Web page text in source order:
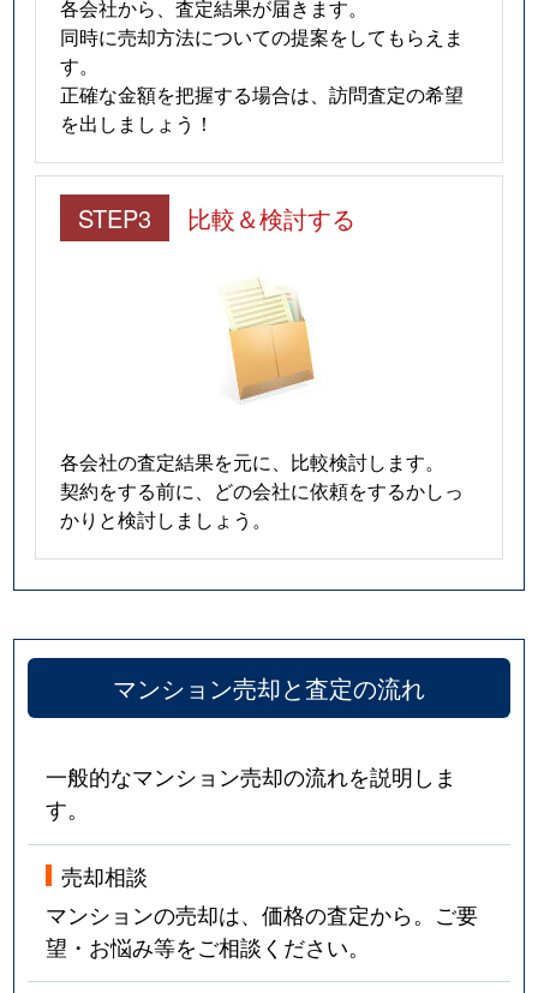
各会社から、査定結果が届きます。
同時に売却方法についての提案をしてもらえま
す。
正確な金額を把握する場合は、訪問査定の希望
を出しましょう！
STEP3 比較＆検討する
各会社の査定結果を元に、比較検討します。
契約をする前に、どの会社に依頼をするかしっ
かりと検討しましょう。
マンション売却と査定の流れ
一般的なマンション売却の流れを説明しま
す。
売却相談
マンションの売却は、価格の査定から。ご要
望・お悩み等をご相談ください。